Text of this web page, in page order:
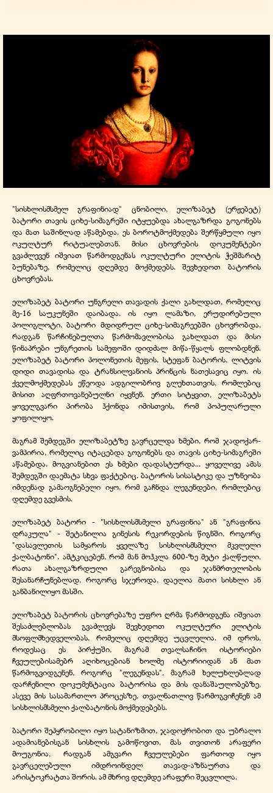
"სისხლისმსმელ გრაფინიად" ცნობილი, ელიზაბეტ (ერჟებეტ)
ბატორი თავის ციხე-სიმაგრეში იტყუებდა ახალგაზრდა გოგონებს
და მათ საშინლად აწამებდა. ეს ბოროტმოქმედება შერწყმული იყო
ოკულტურ რიტუალებთან. მისი ცხოვრების დოკუმენტები
გვაძლევენ იშვიათ წარმოდგენას ოკულტური ელიტის ჭეშმარიტ
ბუნებაზე, რომელიც დღემდე მოქმედებს. შევხედოთ ბატორის
ცხოვრებას.
ელიზაბეტ ბატორი უნგრელი თავადის ქალი გახლდათ, რომელიც
მე-16 საუკუნეში დაიბადა. ის იყო ლამაზი, ერუდირებული
პოლიგლოტი. ბატორი მდიდრულ ციხე-სიმაგრეებში ცხოვრობდა,
რადგან წარჩინებულთა წარმომავლობისა გახლდათ და მისი
წინაპრები უნგრეთის სამეფოში დიდძალ მიწა-წყალს ფლობდნენ.
ელიზაბეტ ბატორი პოლონეთის მეფის, სტეფან ბატორის, ლიტვის
დიდი თავადისა და ტრანსილვანიის პრინცის ნათესავიც იყო. ის
ქველმოქმედებას ეწეოდა ადგილობრივ გლეხთათვის, რომლებიც
მისით აღფრთოვანებულნი იყვნენ. ერთი სიტყვით, ელიზაბეტს
ყოველგვარი პირობა ჰქონდა იმისთვის, რომ პოპულარული
ყოფილიყო.
მაგრამ შემდეგში ელიზაბეტზე გავრცელდა ხმები, რომ ჯადოქარ-
ვამპირია, რომელიც იტაცებდა გოგონებს და თავის ციხე-სიმაგრეში
აწამებდა. მოგვიანებით ეს ხმები დადასტურდა... ყოველივე ამას
შემდეგში დაემატა სხვა ფაქტებიც. ბატორის სისასტიკე და უზნეობა
იმდენად გამაოგნებელი იყო, რომ გაჩნდა ლეგენდები, რომლებიც
დღემდე გვესმის.
ელიზაბეტ ბატორი - "სისხლისმსმელი გრაფინია" ან "გრაფინია
დრაკულა" - შეტანილია გინესის რეკორდების წიგნში, როგორც
"დასავლეთის სამყაროს ყველაზე სისხლისმსმელი მკვლელი
ქალბატონი". ამტკიცებენ, რომ მან მოჰკლა 600-ზე მეტი ქალწული,
რათა ახალგაზრდული გარეგნობისა და ჯანმრთელობის
შესანარჩუნებლად, როგორც სჯეროდა, დაელია მათი სისხლი ან
განბანილიყო მასში.
ელიზაბეტ ბატორის ცხოვრებაზე უფრო ღრმა წარმოდგენა იშვიათ
შესაძლებლობას გვაძლევს შევხედოთ ოკულტური ელიტის
მსოფლმხედველობას, რომელიც დღემდე უცვლელია. იმ დროს,
როდესაც ეს პირქუში, მაგრამ თვალსაჩინო ისტორიები
ჩვეულებისამებრ აღიხოცებიან ხოლმე ისტორიიდან ან მათ
წარმოგვიდგენენ, როგორც "ლეგენდას", მაგრამ ხელუხლებლად
დარჩენილი დოკუმენტაცია ბატორისა და მის დანაშაულობებზე,
ასევე მის სასამართლო პროცესზე, თვალნათლივ წარმოგვიჩენენ ამ
სისხლისმსმელი ქალბატონის მოქმედებებს.
ბატორი შეპყრობილი იყო სატანიზმით, ჯადოქრობით და უბრალო
ადამიანებისგან სისხლის გამოწოვით. მას თვითონ არაფერი
მოუგონია, რადგან ამგვარი ჩვეულებები ფართოდ იყო
გავრცელებული იმდროინდელ თავად-აზნაურთა და
არისტოკრატთა შორის. ამ მხრივ დღემდე არაფერი შეცვლილა.